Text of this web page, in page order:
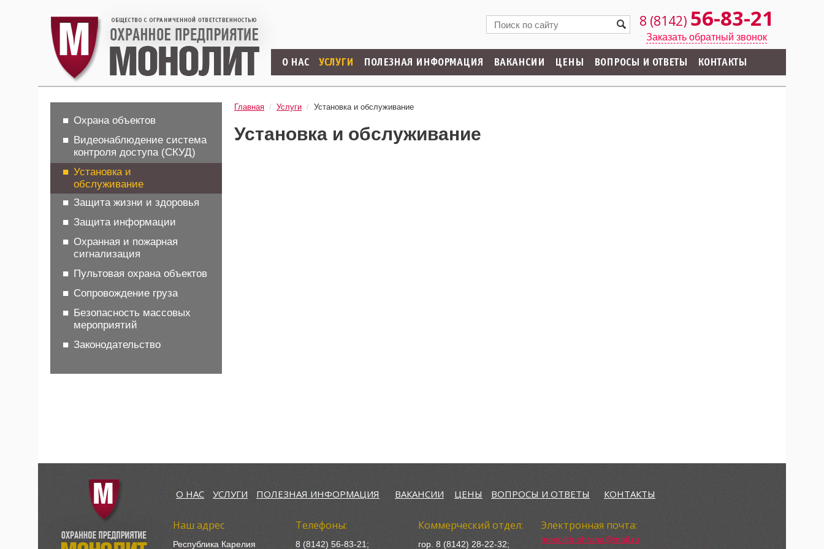
8 (8142) 56-83-21
Заказать обратный звонок
О НАС УСЛУГИ ПОЛЕЗНАЯ ИНФОРМАЦИЯ ВАКАНСИИ ЦЕНЫ ВОПРОСЫ И ОТВЕТЫ КОНТАКТЫ
Охрана объектов
Видеонаблюдение система
контроля доступа (СКУД)
Установка и
обслуживание
Защита жизни и здоровья
Защита информации
Охранная и пожарная
сигнализация
Пультовая охрана объектов
Сопровождение груза
Безопасность массовых
мероприятий
Законодательство
Главная / Услуги / Установка и обслуживание
Установка и обслуживание
О НАС УСЛУГИ ПОЛЕЗНАЯ ИНФОРМАЦИЯ ВАКАНСИИ ЦЕНЫ ВОПРОСЫ И ОТВЕТЫ КОНТАКТЫ
Наш адрес
Республика Карелия
Телефоны:
8 (8142) 56-83-21 ;
Коммерческий отдел:
гор. 8 (8142) 28-22-32;
Электронная почта:
monolith-ohrana@mail.ru